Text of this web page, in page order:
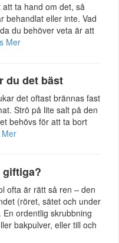
ta hand om det, så
behandlat eller inte. Vad
du behöver veta är att
Mer
du det bäst
det oftast brännas fast
Strö på lite salt på den
behövs för att ta bort
Mer
giftiga?
ofta är rätt så ren – den
(röret, sätet och under
ordentlig skrubbning
bakpulver, eller till och